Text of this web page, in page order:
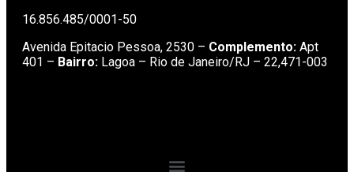
16.856.485/0001-50
Avenida Epitacio Pessoa, 2530 – Complemento: Apt
401 – Bairro: Lagoa – Rio de Janeiro/RJ – 22,471-003